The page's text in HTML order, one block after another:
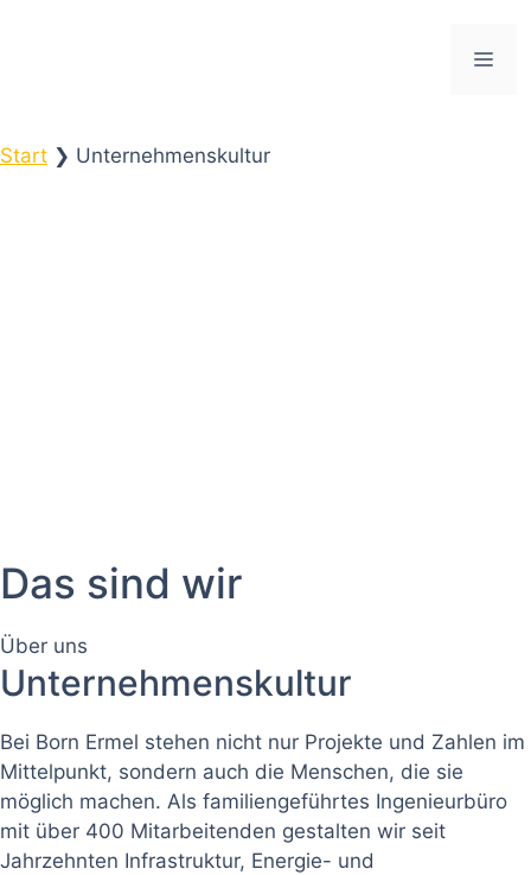
Start ❯ Unternehmenskultur
Das sind wir
Über uns
Unternehmenskultur
Bei Born Ermel stehen nicht nur Projekte und Zahlen im
Mittelpunkt, sondern auch die Menschen, die sie
möglich machen. Als familiengeführtes Ingenieurbüro
mit über 400 Mitarbeitenden gestalten wir seit
Jahrzehnten Infrastruktur, Energie- und